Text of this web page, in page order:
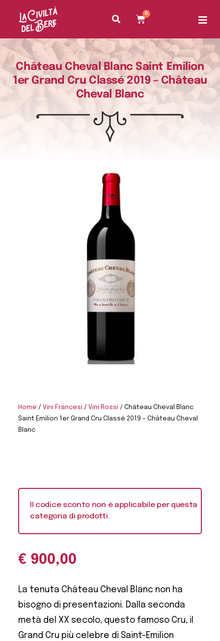
0
Château Cheval Blanc Saint Emilion
1er Grand Cru Classé 2019 – Château
Cheval Blanc
Home / Vini Francesi / Vini Rossi / Château Cheval Blanc
Saint Emilion 1er Grand Cru Classé 2019 – Château Cheval
Blanc
Il codice sconto non è applicabile per questa
categoria di prodotti.
€ 900,00
La tenuta Château Cheval Blanc non ha
bisogno di presentazioni. Dalla seconda
metà del XX secolo, questo famoso Cru, il
Grand Cru più celebre di Saint-Emilion